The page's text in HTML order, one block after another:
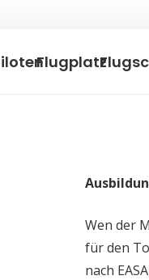
Flugplatz
Wen der
für den
nach